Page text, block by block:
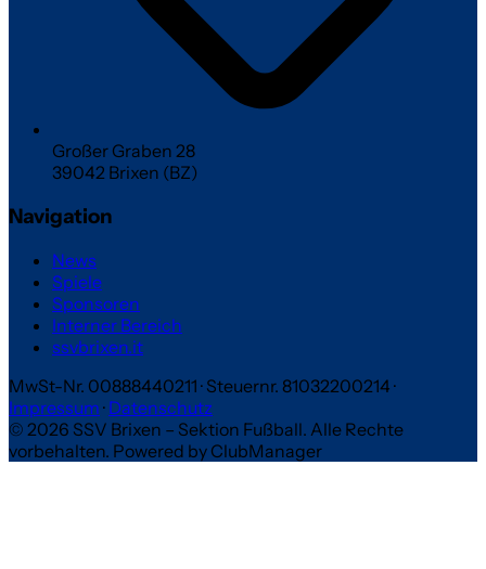
Großer Graben 28
39042 Brixen (BZ)
Navigation
News
Spiele
Sponsoren
Interner Bereich
ssvbrixen.it
MwSt-Nr. 00888440211 · Steuernr. 81032200214 ·
Impressum · Datenschutz
© 2026 SSV Brixen – Sektion Fußball. Alle Rechte
vorbehalten. Powered by ClubManager